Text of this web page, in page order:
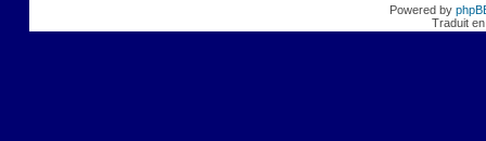
Powered by
Traduit